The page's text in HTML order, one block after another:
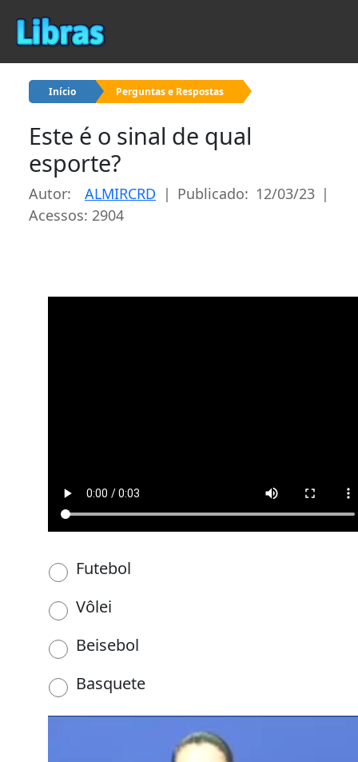
Início Perguntas e Respostas
Este é o sinal de qual
esporte?
Autor: ALMIRCRD | Publicado: 12/03/23 |
Acessos: 2904
Futebol
Vôlei
Beisebol
Basquete